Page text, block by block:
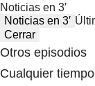
Noticias en 3′
Noticias en 3′
Cerrar
Otros episodios
Cualquier